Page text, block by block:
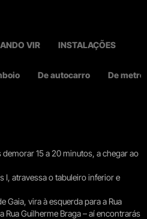
VIR INSTALAÇÕES
De autocarro De metro
15 a 20 minutos, a chegar ao
I, atravessa o tabuleiro inferior e
Gaia, vira à esquerda para a Rua
Rua Guilherme Braga – aí encontrarás